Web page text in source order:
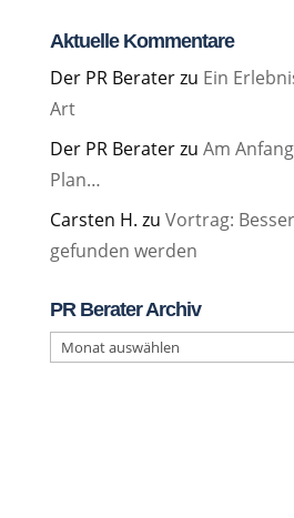
Aktuelle Kommentare
Der PR Beraterzu Ein
Art
Der PR Beraterzu Am
Plan…
Carsten H. zu Vortrag:
gefunden werden
PR Berater Archiv
PR